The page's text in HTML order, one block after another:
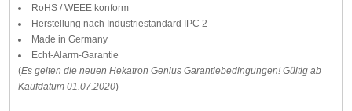
RoHS / WEEE konform
Herstellung nach Industriestandard IPC 2
Made in Germany
Echt-Alarm-Garantie
(Es gelten die neuen Hekatron Genius Garantiebedingungen! Gültig ab
Kaufdatum 01.07.2020)